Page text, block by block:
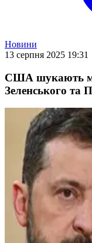
Новини
13 серпня 2025 19:31
США шукають
Зеленського та